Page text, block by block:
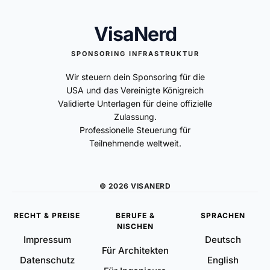
VisaNerd
SPONSORING INFRASTRUKTUR
Wir steuern dein Sponsoring für die
USA und das Vereinigte Königreich
Validierte Unterlagen für deine offizielle
Zulassung.
Professionelle Steuerung für
Teilnehmende weltweit.
© 2026 VISANERD
RECHT & PREISE
Impressum
Datenschutz
BERUFE &
NISCHEN
Für Architekten
SPRACHEN
Deutsch
English